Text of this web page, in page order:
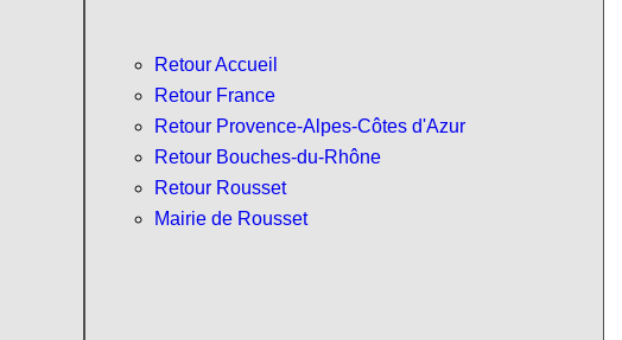
Retour Accueil
Retour France
Retour Provence-Alpes-Côtes d'Azur
Retour Bouches-du-Rhône
Retour Rousset
Mairie de Rousset